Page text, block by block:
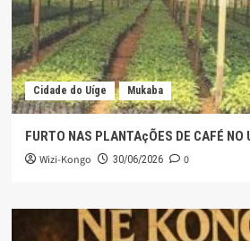
Cidade do Uíge Mukaba
FURTO NAS PLANTAçÕES DE CAFÉ NO
Wizi-Kongo 30/06/2026 0